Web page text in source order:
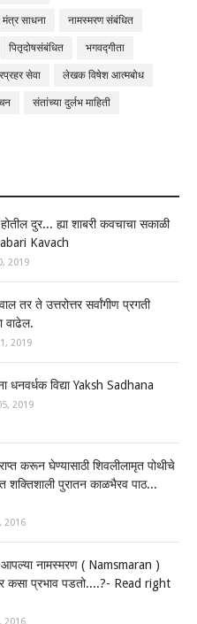
साधना नामस्मरण संबंधित
पितृदोषसंबंधित भगवद्गीता
सेवा लेखक विषेश आत्मबोध
संतांच्या दुर्लभ माहिती
दुर... ह्या शाबरी कवचाचा सकाळी
Kavach
2019
तर ते उत्तरोत्तर सर्वांगीण प्रगती
वाढेल.
2019
धनवर्धक विद्या Yaksh Sadhana
2019
करून घेण्यासाठी शिवलीलामृत पोथीचे
शक्तिशाली पुरातन काळभैरव पाठ...
2016
नामस्मरण ( Namsmaran )
कसा प्रभाव पडतो....?- Read right
2016